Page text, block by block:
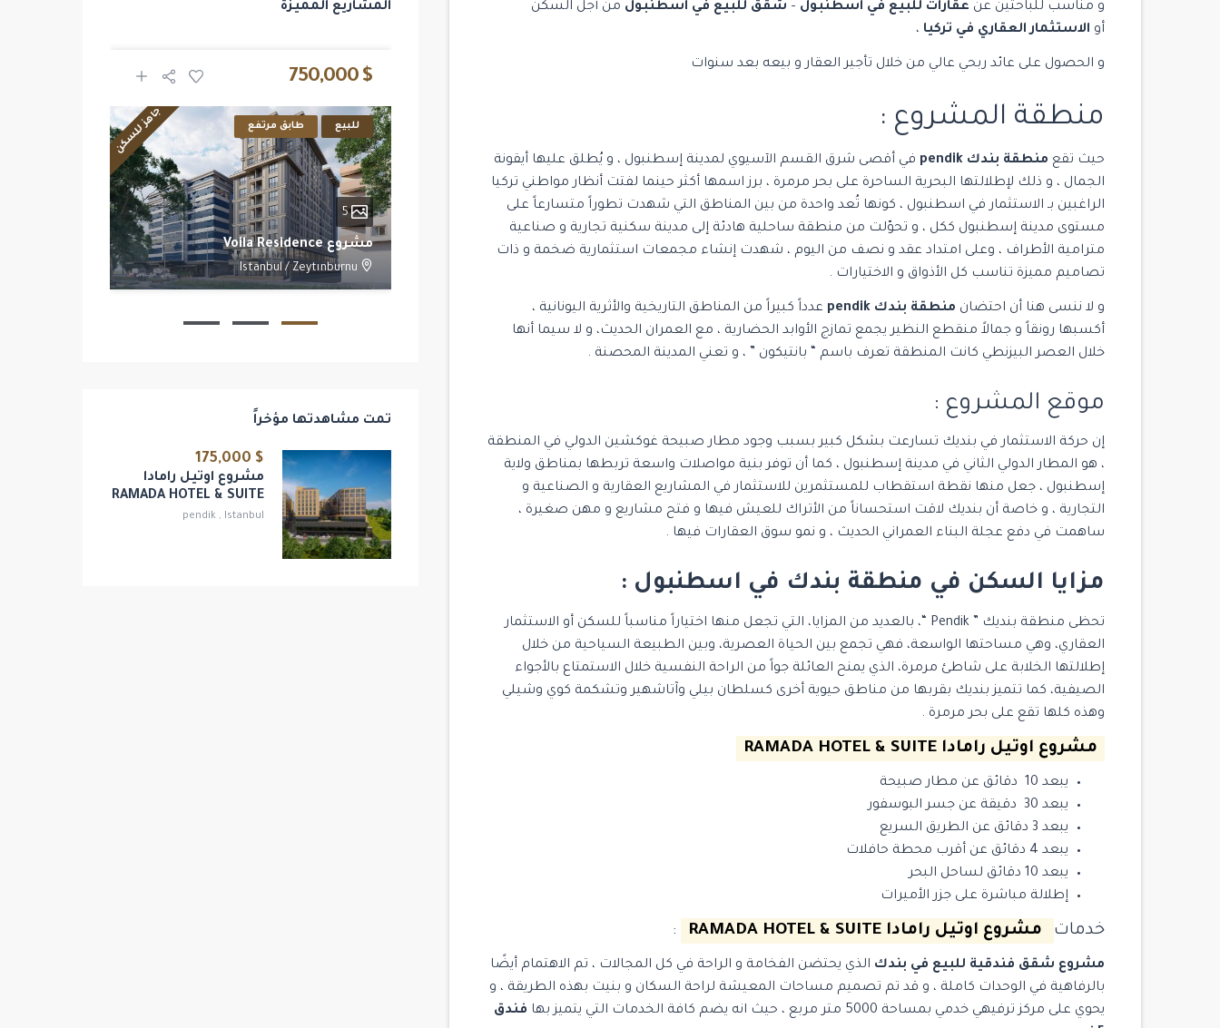
و مناسب للباحثين عن عقارات للبيع في اسطنبول – شقق للبيع في اسطنبول من أجل السكن
أو الاستثمار العقاري في تركيا ،
و الحصول على عائد ربحي عالي من خلال تأجير العقار و بيعه بعد سنوات
منطقة المشروع :
حيث تقع منطقة بندك pendik
في أقصى شرق القسم الآسيوي لمدينة إسطنبول ، و يُطلق عليها أيقونة
الجمال ، و ذلك لإطلالتها البحرية الساحرة على بحر مرمرة ، برز اسمها أكثر حينما لفتت أنظار مواطني تركيا
الراغبين بـ الاستثمار في اسطنبول ، كونها تُعد واحدة من بين المناطق التي شهدت تطوراً متسارعاً على
مستوى مدينة إسطنبول ككل ، و تحوّلت من منطقة ساحلية هادئة إلى مدينة سكنية تجارية و صناعية
مترامية الأطراف ، وعلى امتداد عقد و نصف من اليوم ، شهدت إنشاء مجمعات استثمارية ضخمة و ذات
تصاميم مميزة تناسب كل الأذواق و الاختيارات .
و لا ننسى هنا أن احتضان منطقة بندك pendik
عدداً كبيراً من المناطق التاريخية والأثرية اليونانية ،
أكسبها رونقاً و جمالاً منقطع النظير يجمع تمازج الأوابد الحضارية ، مع العمران الحديث، و لا سيما أنها
خلال العصر البيزنطي كانت المنطقة تعرف باسم “ بانتيكون ” ، و تعني المدينة المحصنة .
موقع المشروع :
إن حركة الاستثمار في بنديك تسارعت بشكل كبير بسبب وجود مطار صبيحة غوكشين الدولي في المنطقة
، هو المطار الدولي الثاني في مدينة إسطنبول ، كما أن توفر بنية مواصلات واسعة تربطها بمناطق ولاية
إسطنبول ، جعل منها نقطة استقطاب للمستثمرين للاستثمار في المشاريع العقارية و الصناعية و
التجارية ، و خاصة أن بنديك لاقت استحساناً من الأتراك للعيش فيها و فتح مشاريع و مهن صغيرة ،
ساهمت في دفع عجلة البناء العمراني الحديث ، و نمو سوق العقارات فيها .
مزايا السكن في منطقة بندك في اسطنبول :
تحظى منطقة بنديك ” Pendik “، بالعديد من المزايا، التي تجعل منها اختياراً مناسباً للسكن أو الاستثمار
العقاري، وهي مساحتها الواسعة، فهي تجمع بين الحياة العصرية، وبين الطبيعة السياحية من خلال
إطلالتها الخلابة على شاطئ مرمرة، الذي يمنح العائلة جواً من الراحة النفسية خلال الاستمتاع بالأجواء
الصيفية، كما تتميز بنديك بقربها من مناطق حيوية أخرى كسلطان بيلي وآتاشهير وتشكمة كوي وشيلي
وهذه كلها تقع على بحر مرمرة .
مشروع اوتيل رامادا RAMADA HOTEL & SUITE
يبعد 10 دقائق عن مطار صبيحة
يبعد 30 دقيقة عن جسر البوسفور
يبعد 3 دقائق عن الطريق السريع
يبعد 4 دقائق عن أقرب محطة حافلات
يبعد 10 دقائق لساحل البحر
إطلالة مباشرة على جزر الأميرات
خدمات مشروع اوتيل رامادا RAMADA HOTEL & SUITE :
مشروع شقق فندقية للبيع في بندك الذي يحتضن الفخامة و الراحة في كل المجالات ، تم الاهتمام أيضًا
بالرفاهية في الوحدات كاملة ، و قد تم تصميم مساحات المعيشة لراحة السكان و بنيت بهذه الطريقة ، و
يحوي على مركز ترفيهي خدمي بمساحة 5000 متر مربع ، حيث انه يضم كافة الخدمات التي يتميز بها
فندق
المشاريع المميزة
للبيع
مشروع Yoo Istanbul
Istanbul / Beşiktaş
2
3
مشروع Mogan Vadi Evleri
6
5
5
$ 750,000
للبيع طابق مرتفع جاهز للسكن
5
مشروع Voila Residence
Istanbul / Zeytınburnu
تمت مشاهدتها مؤخراً
$ 175,000
مشروع اوتيل رامادا
RAMADA HOTEL & SUITE
pendik , Istanbul